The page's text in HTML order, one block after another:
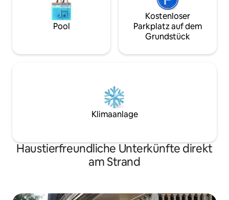
Pool
Kostenloser
Parkplatz auf dem
Grundstück
Klimaanlage
Haustierfreundliche Unterkünfte direkt
am Strand